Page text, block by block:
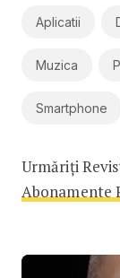
Aplicatii
Muzica
Smartphone
Urmăriți
Abonamente